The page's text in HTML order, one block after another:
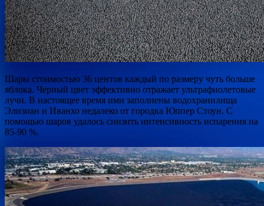
Шары стоимостью 36 центов каждый по размеру чуть больше
яблока. Черный цвет эффективно отражает ультрафиолетовые
лучи. В настоящее время ими заполнены водохранилища
Элизиан и Иванхо недалеко от городка Юппер Стоун. С
помощью шаров удалось снизить интенсивность испарения на
85-90 %.